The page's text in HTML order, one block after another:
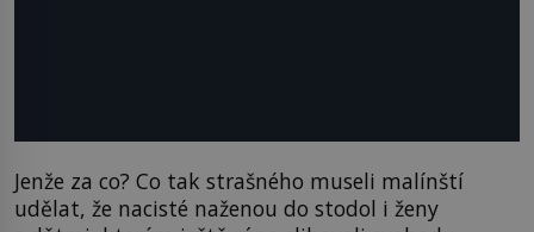
Jenže za co? Co tak strašného museli malínští
udělat, že nacisté naženou do stodol i ženy